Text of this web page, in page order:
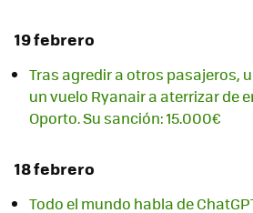
19 febrero
Tras agredir a otros pasajeros,
un vuelo Ryanair a aterrizar de
Oporto. Su sanción: 15.000€
18 febrero
Todo el mundo habla de